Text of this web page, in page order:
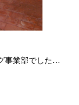
事業部でした…